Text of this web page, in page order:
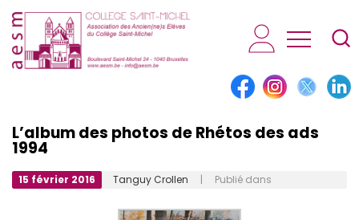
AESM...
L’album des photos de Rhétos des ads
1994
15 février 2016 Tanguy Crollen | Publié dans